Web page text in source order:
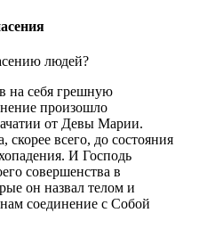
людей?
на себя грешную
произошло
от Девы Марии.
скорее всего, до состояния
И Господь
совершенства в
он назвал телом и
соединение с Собой